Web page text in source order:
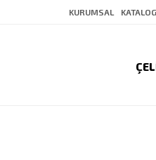
KURUMSAL KATALOG